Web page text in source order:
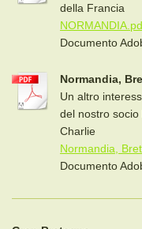
della Francia
Documento
Normandia,
Un altro
del nostro
Charlie
Normandia,
Documento